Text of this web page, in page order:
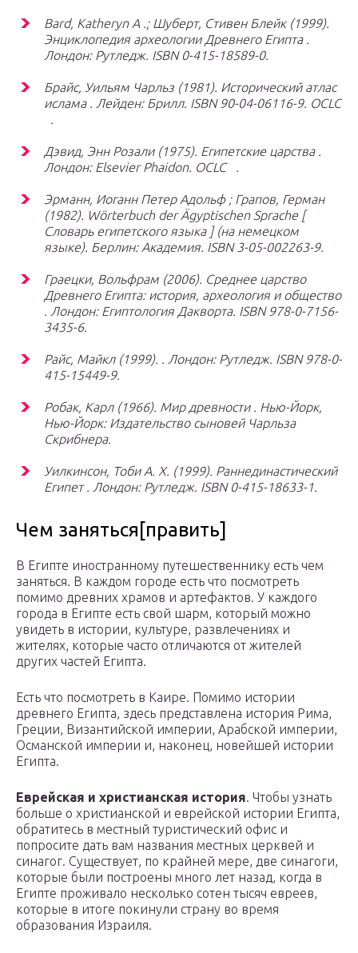
Bard, Katheryn A .; Шуберт, Стивен Блейк (1999).
Энциклопедия археологии Древнего Египта.
Лондон: Рутледж. ISBN 0-415-18589-0.
Брайс, Уильям Чарльз (1981). Исторический атлас
ислама. Лейден: Брилл. ISBN 90-04-06116-9. OCLC
.
Дэвид, Энн Розали (1975). Египетские царства.
Лондон: Elsevier Phaidon. OCLC .
Эрманн, Иоганн Петер Адольф ; Грапов, Герман
(1982). Wörterbuch der Ägyptischen Sprache[
Словарь египетского языка] (на немецком
языке). Берлин: Академия. ISBN 3-05-002263-9.
Граецки, Вольфрам (2006). Среднее царство
Древнего Египта: история, археология и общество
. Лондон: Египтология Дакворта. ISBN 978-0-7156-
3435-6.
Райс, Майкл (1999). . Лондон: Рутледж. ISBN 978-0-
415-15449-9.
Робак, Карл (1966). Мир древности. Нью-Йорк,
Нью-Йорк: Издательство сыновей Чарльза
Скрибнера.
Уилкинсон, Тоби А. Х. (1999). Раннединастический
Египет. Лондон: Рутледж. ISBN 0-415-18633-1.
Чем заняться[править]
В Египте иностранному путешественнику есть чем
заняться. В каждом городе есть что посмотреть
помимо древних храмов и артефактов. У каждого
города в Египте есть свой шарм, который можно
увидеть в истории, культуре, развлечениях и
жителях, которые часто отличаются от жителей
других частей Египта.
Есть что посмотреть в Каире. Помимо истории
древнего Египта, здесь представлена история Рима,
Греции, Византийской империи, Арабской империи,
Османской империи и, наконец, новейшей истории
Египта.
Еврейская и христианская история. Чтобы узнать
больше о христианской и еврейской истории Египта,
обратитесь в местный туристический офис и
попросите дать вам названия местных церквей и
синагог. Существует, по крайней мере, две синагоги,
которые были построены много лет назад, когда в
Египте проживало несколько сотен тысяч евреев,
которые в итоге покинули страну во время
образования Израиля.